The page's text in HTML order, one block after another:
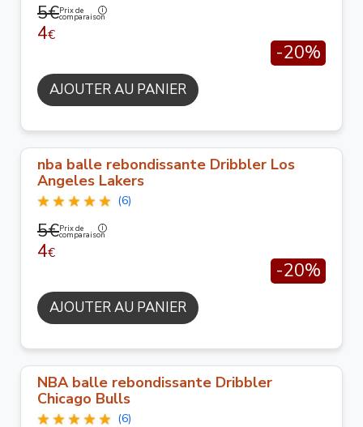
5€Prix de
comparaison
4€
-20%
AJOUTER AU PANIER
nba balle rebondissante Dribbler Los
Angeles Lakers
(6)
5€Prix de
comparaison
4€
-20%
AJOUTER AU PANIER
NBA balle rebondissante Dribbler
Chicago Bulls
(6)